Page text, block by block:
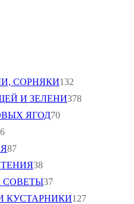
СОРНЯКИ132
И ЗЕЛЕНИ378
ЯГОД70
87
38
СОВЕТЫ37
КУСТАРНИКИ127